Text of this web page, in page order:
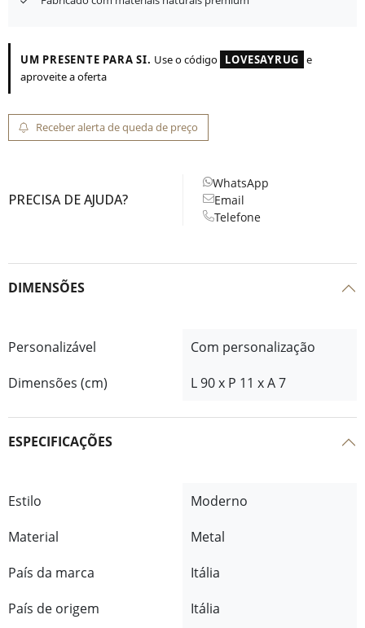
UM PRESENTE PARA SI. Use o código LOVESAYRUG e
aproveite a oferta
Receber alerta de queda de preço
PRECISA DE AJUDA?
WhatsApp
Email
Telefone
DIMENSÕES
Personalizável
Com personalização
Dimensões (cm)
L 90 x P 11 x A 7
ESPECIFICAÇÕES
Estilo
Moderno
Material
Metal
País da marca
Itália
País de origem
Itália